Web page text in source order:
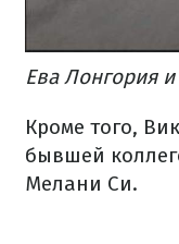
Ева Лонгория
Кроме того,
бывшей
Мелани Си.